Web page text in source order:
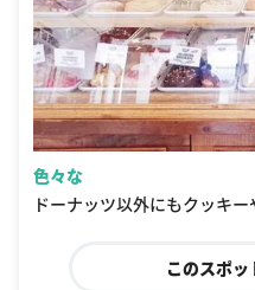
色々な
ドーナッツ以外にもクッキー
このスポ